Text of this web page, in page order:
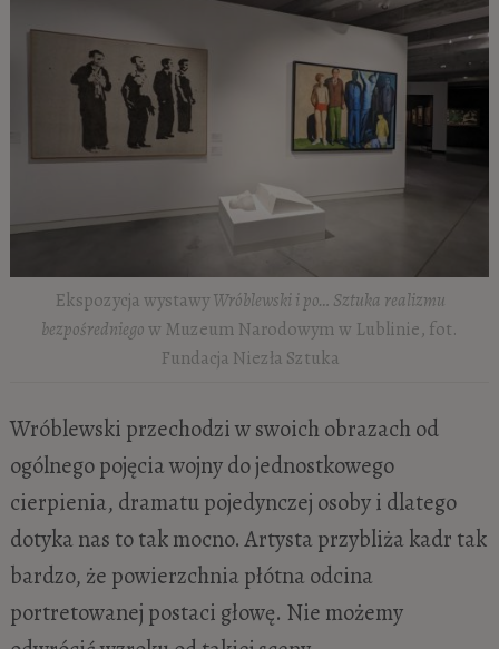
Ekspozycja wystawyWróblewski i po… Sztuka realizmu
bezpośredniegow Muzeum Narodowym w Lublinie, fot.
Fundacja Niezła Sztuka
Wróblewski przechodzi w swoich obrazach od
ogólnego pojęcia wojny do jednostkowego
cierpienia, dramatu pojedynczej osoby i dlatego
dotyka nas to tak mocno. Artysta przybliża kadr tak
bardzo, że powierzchnia płótna odcina
portretowanej postaci głowę. Nie możemy